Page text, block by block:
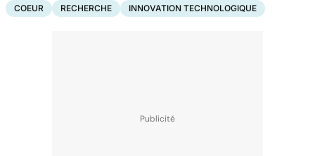
COEUR RECHERCHE INNOVATION TECHNOLOGIQUE